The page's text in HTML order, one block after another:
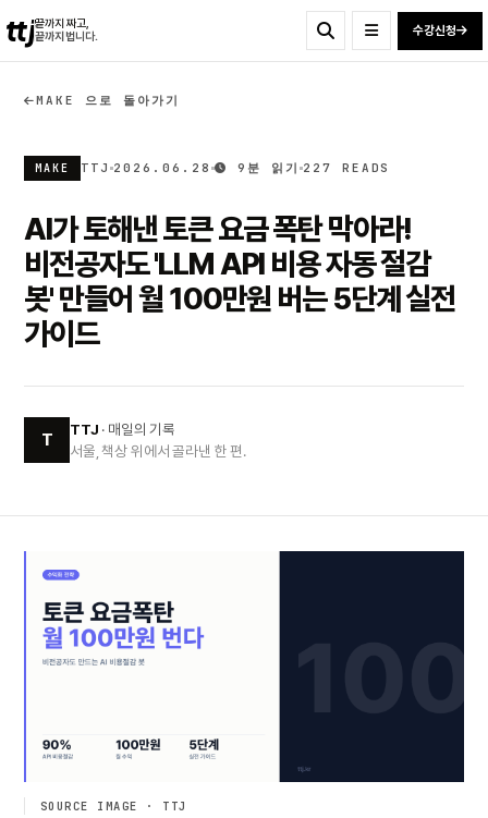
ttj끝까지 짜고,
끝까지 법니다.
수강신청
MAKE 으로 돌아가기
MAKE TTJ 2026.06.28 9분 읽기 227 READS
AI가 토해낸 토큰 요금 폭탄 막아라!
비전공자도 'LLM API 비용 자동 절감
봇' 만들어 월 100만원 버는 5단계 실전
가이드
T
TTJ · 매일의 기록
서울, 책상 위에서 골라낸 한 편.
SOURCE IMAGE · TTJ